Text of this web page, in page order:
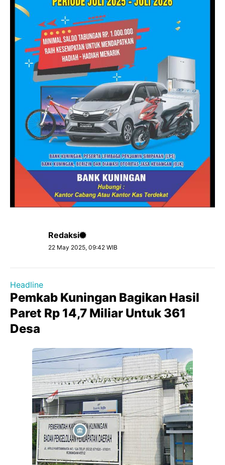
Redaksi
22 May 2025, 09:42 WIB
Headline
Pemkab Kuningan Bagikan Hasil
Paret Rp 14,7 Miliar Untuk 361
Desa